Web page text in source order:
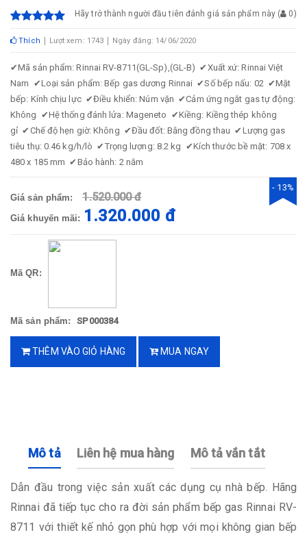
Hãy trở thành người đầu tiên đánh giá sản phẩm này ( 0)
Thích Lượt xem: 1743 Ngày đăng: 14/06/2020
✔Mã sản phẩm: Rinnai RV-8711(GL-Sp),(GL-B) ✔ Xuất xứ: Rinnai Việt
Nam ✔Loại sản phẩm: Bếp gas dương Rinnai ✔Số bếp nấu: 02 ✔Mặt
bếp: Kính chịu lực ✔Điều khiển: Núm vặn ✔Cảm ứng ngắt gas tự động:
Không ✔Hệ thống đánh lửa: Mageneto ✔Kiềng: Kiềng thép không
gỉ ✔ Chế độ hẹn giờ: Không ✔Đầu đốt: Bằng đồng thau ✔ Lượng gas
tiêu thụ: 0.46 kg/h/lò ✔ Trọng lượng: 8.2 kg ✔Kích thước bề mặt: 708 x
480 x 185 mm ✔ Bảo hành: 2 năm
Giá sản phẩm: 1.520.000 đ
Giá khuyến mãi: 1.320.000 đ
- 13%
Mã QR:
Mã sản phẩm: SP000384
THÊM VÀO GIỎ HÀNG MUA NGAY
Mô tả Liên hệ mua hàng Mô tả vắn tắt
Dẫn đầu trong việc sản xuất các dụng cụ nhà bếp. Hãng
Rinnai đã tiếp tục cho ra đời sản phẩm bếp gas Rinnai RV-
8711 với thiết kế nhỏ gọn phù hợp với mọi không gian bếp